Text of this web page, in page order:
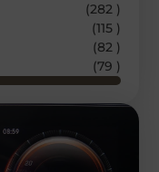
(282 )
(115 )
(82 )
(79 )